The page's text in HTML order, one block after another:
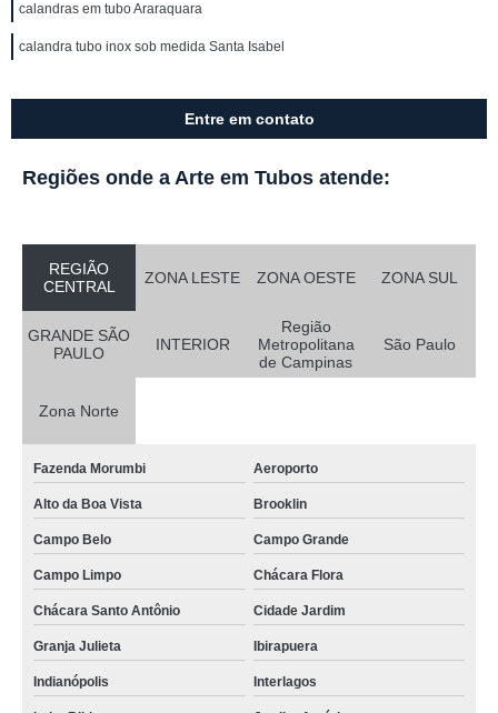
calandras em tubo Araraquara
calandra tubo inox sob medida Santa Isabel
Entre em contato
Regiões onde a Arte em Tubos atende:
REGIÃO
CENTRAL
ZONA LESTE ZONA OESTE ZONA SUL
GRANDE SÃO
PAULO
INTERIOR
Região
Metropolitana
de Campinas
São Paulo
Zona Norte
Fazenda Morumbi Aeroporto
Alto da Boa Vista Brooklin
Campo Belo Campo Grande
Campo Limpo Chácara Flora
Chácara Santo Antônio Cidade Jardim
Granja Julieta Ibirapuera
Indianópolis Interlagos